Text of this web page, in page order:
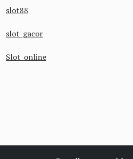
slot88
slot gacor
Slot online